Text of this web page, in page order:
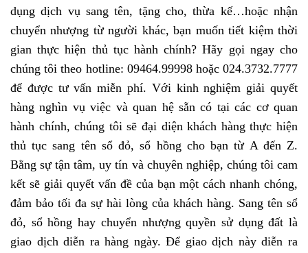
dụng dịch vụ sang tên, tặng cho, thừa kế…hoặc nhận
chuyển nhượng từ người khác, bạn muốn tiết kiệm thời
gian thực hiện thủ tục hành chính? Hãy gọi ngay cho
chúng tôi theo hotline: 09464.99998 hoặc 024.3732.7777
để được tư vấn miễn phí. Với kinh nghiệm giải quyết
hàng nghìn vụ việc và quan hệ sẵn có tại các cơ quan
hành chính, chúng tôi sẽ đại diện khách hàng thực hiện
thủ tục sang tên sổ đỏ, sổ hồng cho bạn từ A đến Z.
Bằng sự tận tâm, uy tín và chuyên nghiệp, chúng tôi cam
kết sẽ giải quyết vấn đề của bạn một cách nhanh chóng,
đảm bảo tối đa sự hài lòng của khách hàng. Sang tên sổ
đỏ, sổ hồng hay chuyển nhượng quyền sử dụng đất là
giao dịch diễn ra hàng ngày. Để giao dịch này diễn ra